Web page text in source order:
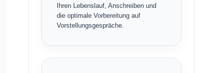
Ihren Lebenslauf, Anschreiben und
die optimale Vorbereitung auf
Vorstellungsgespräche.